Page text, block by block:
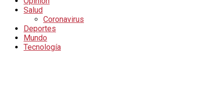
Salud
Coronavirus
Deportes
Mundo
Tecnología